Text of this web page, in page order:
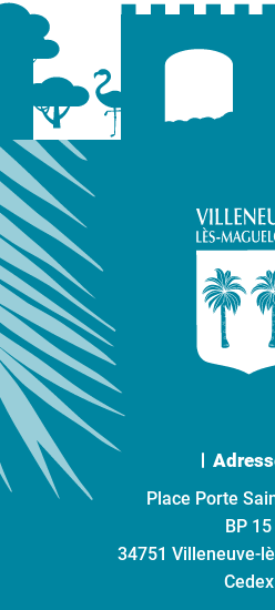
Place Porte
BP 15
34751 Villeneuve-
Cedex